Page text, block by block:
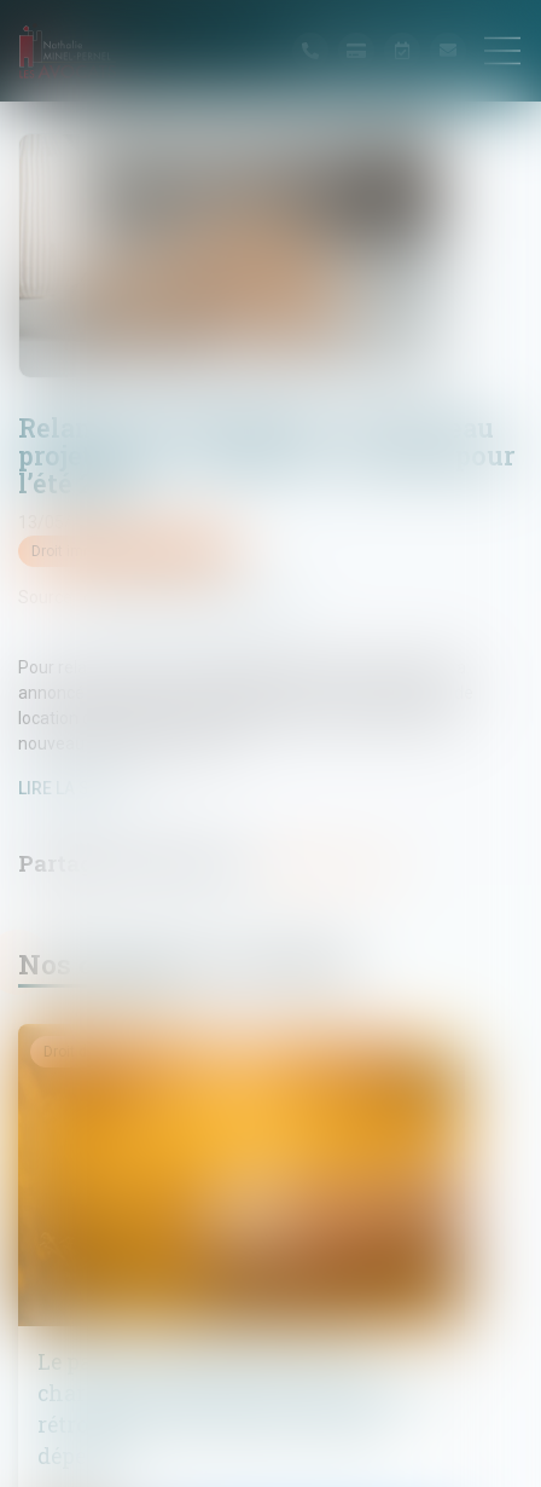
Relance de l’immobilier : un nouveau
projet de loi « Logement » attendu pour
l’été 2026
Droit immobilier
Pour relancer le marché du logement, le Premier ministre a
annoncé notamment un assouplissement des conditions de
location des passoires thermiques et un renforcement du
nouveau dispositif Jeanbrun...
LIRE LA SUITE
Nos dernières actualités
Le parent ayant assumé seul les
charges peut obtenir une contribution
rétroactive sans détailler chaque
dépense !
Droit de la famille, des personnes et de leur patrimoine